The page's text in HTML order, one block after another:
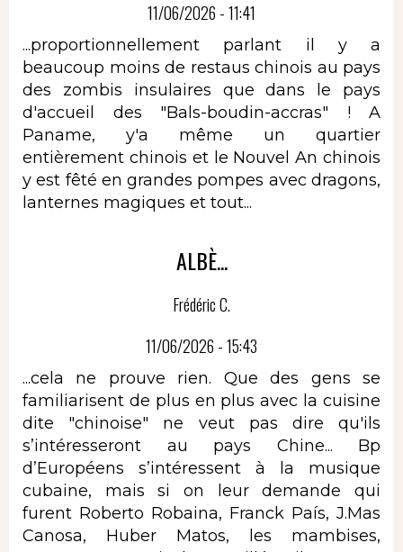
11/06/2026 - 11:41
...proportionnellement parlant il y a
beaucoup moins de restaus chinois au pays
des zombis insulaires que dans le pays
d'accueil des "Bals-boudin-accras" ! A
Paname, y'a même un quartier
entièrement chinois et le Nouvel An chinois
y est fêté en grandes pompes avec dragons,
lanternes magiques et tout...
ALBÈ...
Frédéric C.
11/06/2026 - 15:43
...cela ne prouve rien. Que des gens se
familiarisent de plus en plus avec la cuisine
dite "chinoise" ne veut pas dire qu'ils
s’intéresseront au pays Chine... Bp
d’Européens s’intéressent à la musique
cubaine, mais si on leur demande qui
furent Roberto Robaina, Franck País, J.Mas
Canosa, Huber Matos, les mambises,